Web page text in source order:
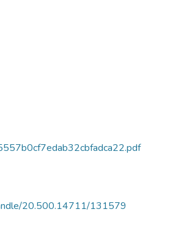
20.500.14711/131579